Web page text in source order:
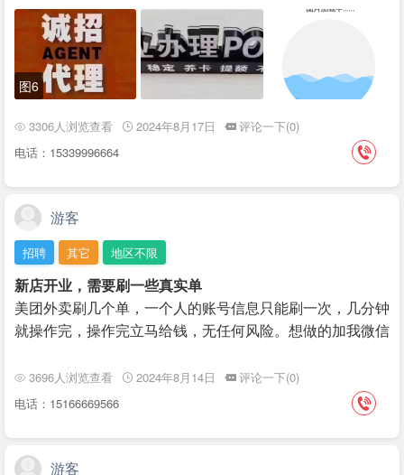
图6
3306人浏览查看 2024年8月17日
评论一下(0)
电话：15339996664
游客
招聘 其它 地区不限
新店开业，需要刷一些真实单
美团外卖刷几个单，一个人的账号信息只能刷一次，几分钟
就操作完，操作完立马给钱，无任何风险。想做的加我微信
3696人浏览查看 2024年8月14日
评论一下(0)
电话：15166669566
游客